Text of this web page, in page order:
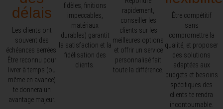
délais
Les clients ont
souvent des
échéances serrées.
Être reconnu pour
livrer à temps (ou
même en avance)
te donnera un
avantage majeur.
fidèles, finitions
impeccables,
matériaux
durables) garantit
la satisfaction et la
fidélisation des
clients.
rapidement,
conseiller les
clients sur les
meilleures options
et offrir un service
personnalisé fait
toute la différence.
Être compétitif
sans
compromettre la
qualité, et proposer
des solutions
adaptées aux
budgets et besoins
spécifiques des
clients te rendra
incontournable.